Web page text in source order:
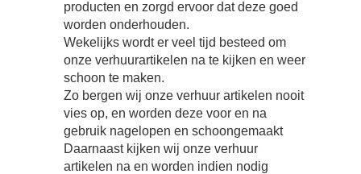
producten en zorgd ervoor dat deze goed
worden onderhouden.
Wekelijks wordt er veel tijd besteed om
onze verhuurartikelen na te kijken en weer
schoon te maken.
Zo bergen wij onze verhuur artikelen nooit
vies op, en worden deze voor en na
gebruik nagelopen en schoongemaakt
Daarnaast kijken wij onze verhuur
artikelen na en worden indien nodig